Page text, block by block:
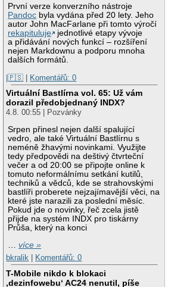
První verze konverzního nástroje
Pandoc byla vydána před 20 lety. Jeho
autor John MacFarlane při tomto výročí
rekapituluje
jednotlivé etapy vývoje
a přidávání nových funkcí – rozšíření
nejen Markdownu a podporu mnoha
dalších formátů.
|🇵🇸 | Komentářů: 0
Virtuální Bastlírna vol. 65: Už vám
dorazil předobjednaný INDX?
4.8. 00:55 | Pozvánky
Srpen přinesl nejen další spalující
vedro, ale také Virtuální Bastlírnu s
neméně žhavými novinkami. Využijte
tedy předpovědi na deštivý čtvrteční
večer a od 20:00 se připojte online k
tomuto neformálnímu setkání kutilů,
techniků a vědců, kde se strahovskými
bastlíři proberete nejzajímavější věci, na
které jste narazili za poslední měsíc.
Pokud jde o novinky, řeč zcela jistě
přijde na systém INDX pro tiskárny
Průša, který na konci
…více »
bkralik
Komentářů: 0
T-Mobile nikdo k blokaci
‚dezinfowebu‘ AC24 nenutil, píše